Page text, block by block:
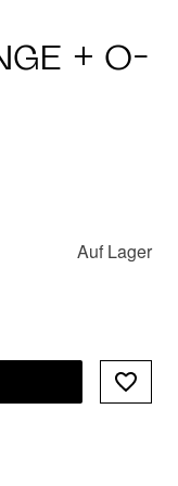
+ O-
Auf Lager